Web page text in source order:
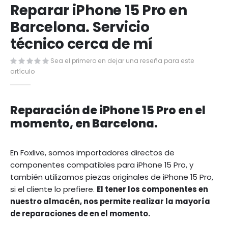
al
comienzo
de
la
galería
de
imágenes
Reparar iPhone 15 Pro en
Barcelona. Servicio
técnico cerca de mí
Sea el primero en dejar una reseña para este
artículo
Reparación de iPhone 15 Pro en el
momento, en Barcelona.
En Foxlive, somos importadores directos de
componentes compatibles para iPhone 15 Pro, y
también utilizamos piezas originales de iPhone 15 Pro,
si el cliente lo prefiere. El tener los componentes en
nuestro almacén, nos permite realizar la mayoría
de reparaciones de en el momento.